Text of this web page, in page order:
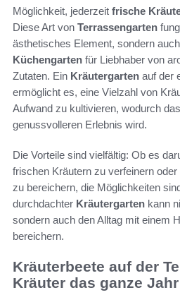
Möglichkeit, jederzeit frische
Diese Art von Terrassengarten
ästhetisches Element, sondern
Küchengarten für Liebhaber von
Zutaten. Ein Kräutergarten auf der
ermöglicht es, eine Vielzahl von
Aufwand zu kultivieren, wodurch
genussvolleren Erlebnis wird.
Die Vorteile sind vielfältig: Ob es
frischen Kräutern zu verfeinern
zu bereichern, die Möglichkeiten
durchdachter Kräutergarten kann
sondern auch den Alltag mit einem
bereichern.
Kräuterbeete auf der
Kräuter das ganze Jahr